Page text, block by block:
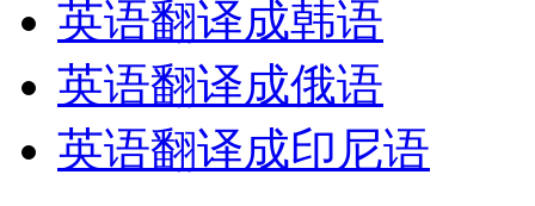
英语翻译成韩语
英语翻译成俄语
英语翻译成印尼语